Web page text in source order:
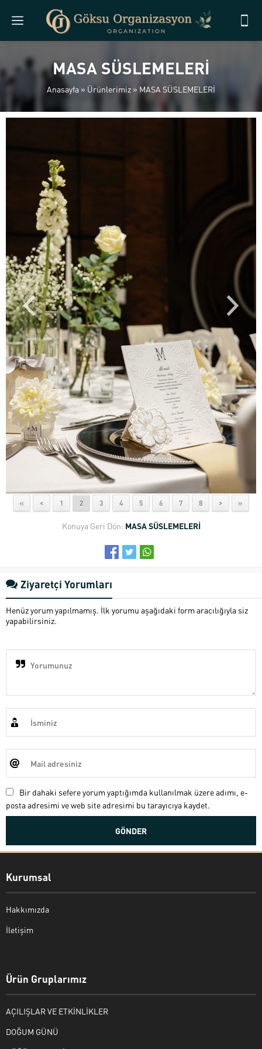
MASA SÜSLEMELERİ
Anasayfa » Ürünlerimiz » MASA SÜSLEMELERİ
« < 1 2 3 4 5 6 7 8 > »
Konuya Geri Dön: MASA SÜSLEMELERİ
Ziyaretçi Yorumları
Henüz yorum yapılmamış. İlk yorumu aşağıdaki form aracılığıyla siz
yapabilirsiniz.
Bir dahaki sefere yorum yaptığımda kullanılmak üzere adımı, e-
posta adresimi ve web site adresimi bu tarayıcıya kaydet.
Kurumsal
Hakkımızda
İletişim
Ürün Gruplarımız
AÇILIŞLAR VE ETKİNLİKLER
DOĞUM GÜNÜ